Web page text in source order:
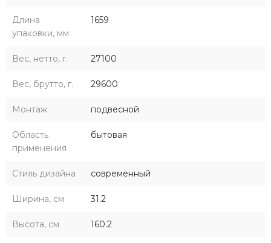
Длина
упаковки, мм
1659
Вес, нетто, г. 27100
Вес, брутто, г. 29600
Монтаж подвесной
Область
применения
бытовая
Стиль дизайна современный
Ширина, см 31.2
Высота, см 160.2